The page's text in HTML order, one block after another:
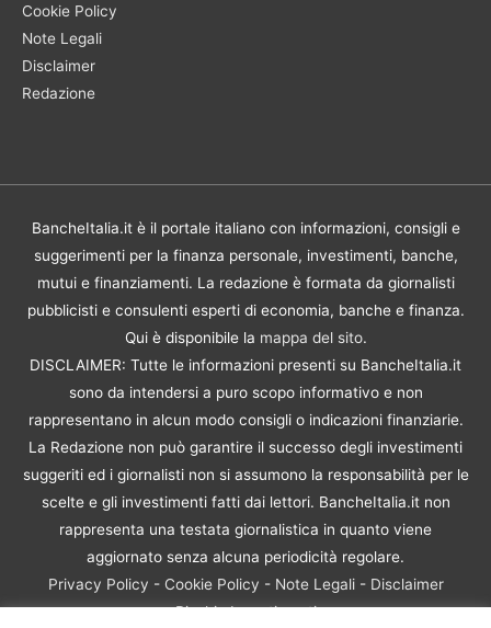
Cookie Policy
Note Legali
Disclaimer
Redazione
BancheItalia.it è il portale italiano con informazioni, consigli e
suggerimenti per la finanza personale, investimenti, banche,
mutui e finanziamenti. La redazione è formata da giornalisti
pubblicisti e consulenti esperti di economia, banche e finanza.
Qui è disponibile la mappa del sito.
DISCLAIMER: Tutte le informazioni presenti su BancheItalia.it
sono da intendersi a puro scopo informativo e non
rappresentano in alcun modo consigli o indicazioni finanziarie.
La Redazione non può garantire il successo degli investimenti
suggeriti ed i giornalisti non si assumono la responsabilità per le
scelte e gli investimenti fatti dai lettori. BancheItalia.it non
rappresenta una testata giornalistica in quanto viene
aggiornato senza alcuna periodicità regolare.
Privacy Policy - Cookie Policy - Note Legali- Disclaimer
Rischio Investimenti